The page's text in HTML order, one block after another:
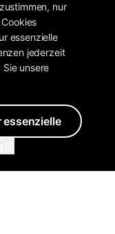
nur
essenzielle
jederzeit
unsere
essenzielle